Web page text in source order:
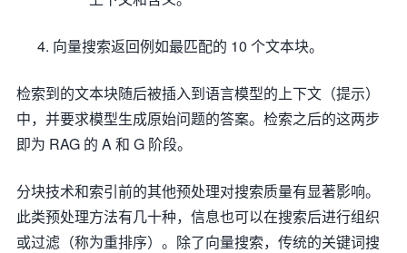
向量搜索返回例如最匹配的 10 个文本块。
检索到的文本块随后被插入到语言模型的上下文（提示）
中，并要求模型生成原始问题的答案。检索之后的这两步
即为 RAG 的 A 和 G 阶段。
分块技术和索引前的其他预处理对搜索质量有显著影响。
此类预处理方法有几十种，信息也可以在搜索后进行组织
或过滤（称为重排序）。除了向量搜索，传统的关键词搜